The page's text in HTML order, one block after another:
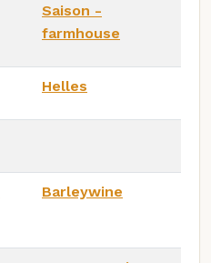
Saison -
farmhouse
Helles
Barleywine